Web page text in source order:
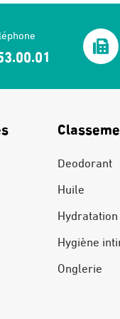
Deodorant
Huile
Hydratation
Hygiène
Onglerie